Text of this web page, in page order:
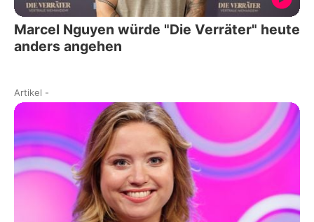
Marcel Nguyen würde "Die Verräter" heute
anders angehen
Artikel -